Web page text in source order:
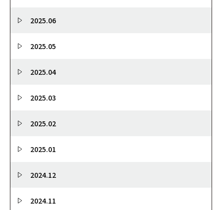
2025.06
2025.05
2025.04
2025.03
2025.02
2025.01
2024.12
2024.11